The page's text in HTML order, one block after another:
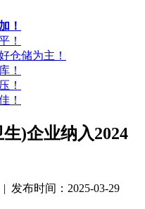
！
！
仓储为主！
！
！
！
)企业纳入2024
| 发布时间：2025-03-29